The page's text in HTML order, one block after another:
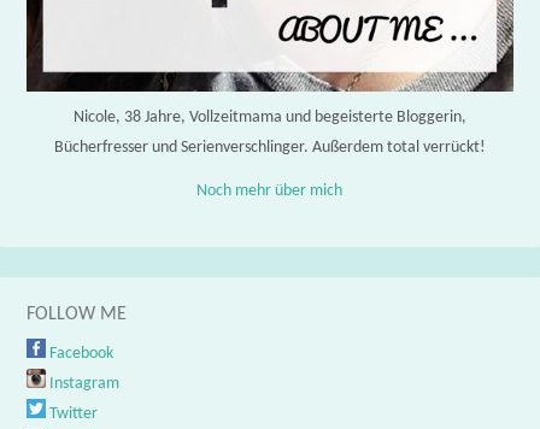
Nicole, 38 Jahre, Vollzeitmama und begeisterte Bloggerin,
Bücherfresser und Serienverschlinger. Außerdem total verrückt!
Noch mehr über mich
FOLLOW ME
Facebook
Instagram
Twitter